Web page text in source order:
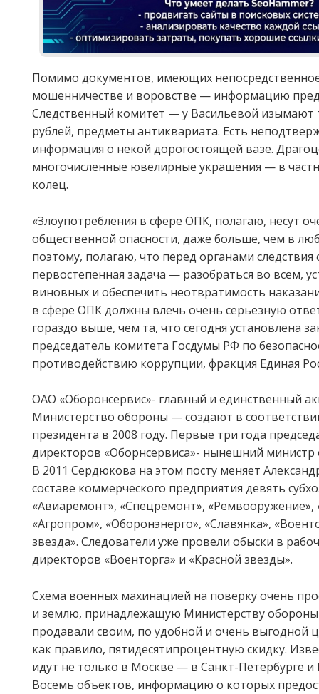
Помимо документов, имеющих
мошенничестве и воровстве — информацию
Следственный комитет — у Васильевой изымают
рублей, предметы антиквариата. Есть
информация о некой дорогостоящей вазе.
многочисленные ювелирные украшения — в
колец.
«Злоупотребления в сфере ОПК, полагаю, несут
общественной опасности, даже больше, чем в
поэтому, полагаю, что перед органами следствия
первостепенная задача — разобраться во всем,
виновных и обеспечить неотвратимость
в сфере ОПК должны влечь очень серьезную
гораздо выше, чем та, что сегодня установлена
председатель комитета Госдумы РФ по
противодействию коррупции, фракция Единая
ОАО «Оборонсервис»- главный и единственный
Министерство обороны — создают в
президента в 2008 году. Первые три года
директоров «Оборнсервиса»- нынешний
В 2011 Сердюкова на этом посту меняет
составе коммерческого предприятия девять
«Авиаремонт», «Спецремонт», «Ремвооружение»,
«Агропром», «Оборонэнерго», «Славянка»,
звезда». Следователи уже провели обыски в
директоров «Военторга» и «Красной звезды».
Схема военных махинацией на поверку очень
и землю, принадлежащую Министерству обороны
продавали своим, по удобной и очень выгодной
как правило, пятидесятипроцентную скидку.
идут не только в Москве — в Санкт-Петербурге и
Восемь объектов, информацию о которых